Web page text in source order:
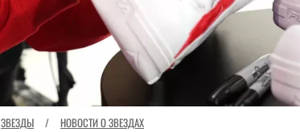
ЗВЕЗДЫ / НОВОСТИ О ЗВЕЗДАХ